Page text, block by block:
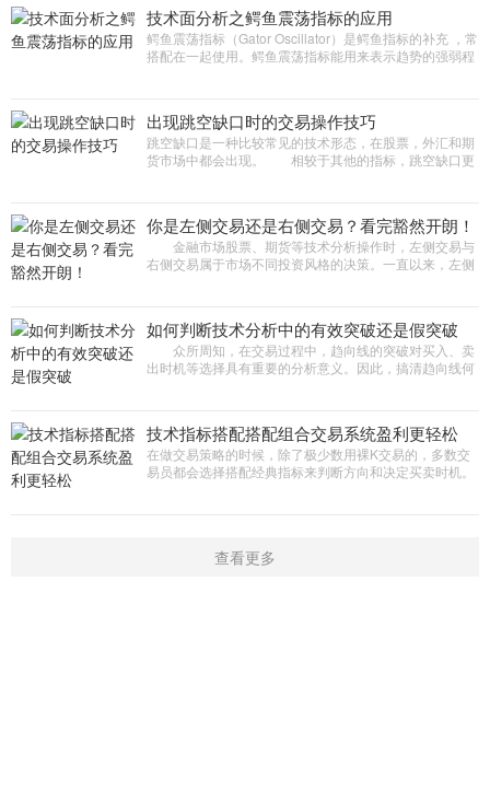
技术面分析之鳄鱼震荡指标的应用
鳄鱼震荡指标（Gator Oscillator）是鳄鱼指标的补充 ，常
搭配在一起使用。鳄鱼震荡指标能用来表示趋势的强弱程
出现跳空缺口时的交易操作技巧
跳空缺口是一种比较常见的技术形态，在股票，外汇和期
货市场中都会出现。 相较于其他的指标，跳空缺口更
你是左侧交易还是右侧交易？看完豁然开朗！
金融市场股票、期货等技术分析操作时，左侧交易与
右侧交易属于市场不同投资风格的决策。一直以来，左侧
如何判断技术分析中的有效突破还是假突破
众所周知，在交易过程中，趋向线的突破对买入、卖
出时机等选择具有重要的分析意义。因此，搞清趋向线何
技术指标搭配搭配组合交易系统盈利更轻松
在做交易策略的时候，除了极少数用裸K交易的，多数交
易员都会选择搭配经典指标来判断方向和决定买卖时机。
查看更多